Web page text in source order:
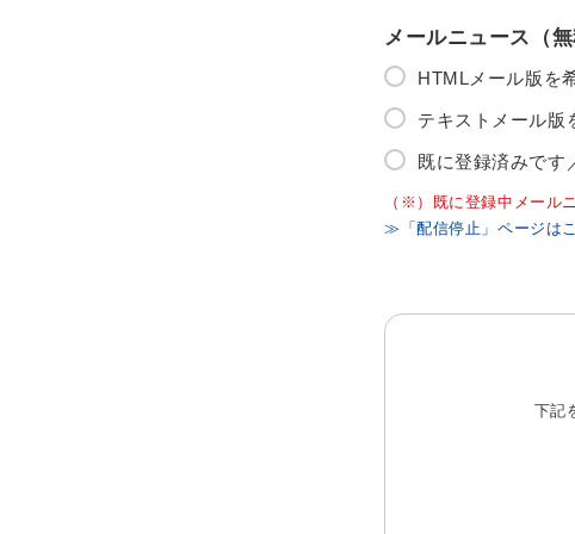
メールニュース（無
HTMLメール版を
テキストメール版
既に登録済みです
（※）既に登録中メール
≫「配信停止」ページは
下記